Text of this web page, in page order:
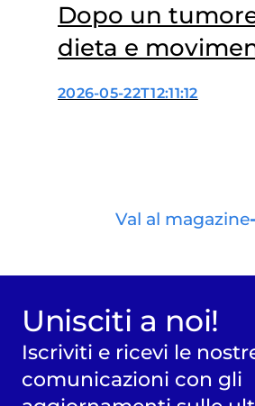
Dopo un
dieta e
la differenza
2026-05-22T12:11:12
Val al magazine
Unisciti a noi!
Iscriviti e ricevi le
comunicazioni con gli